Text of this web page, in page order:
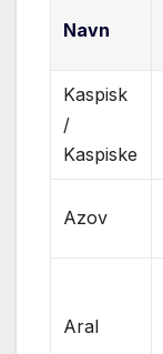
Navn
Kaspisk
/
Kaspiske
Azov
Aral